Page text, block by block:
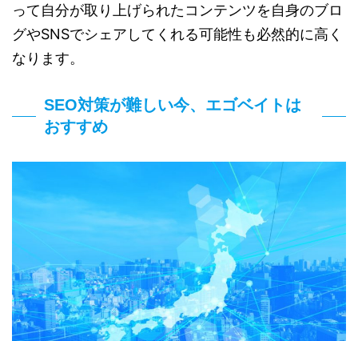
って自分が取り上げられたコンテンツを自身のブロ
グやSNSでシェアしてくれる可能性も必然的に高く
なります。
SEO対策が難しい今、エゴベイトは
おすすめ